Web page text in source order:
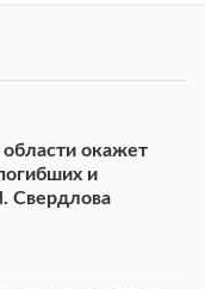
окажет
и
Свердлова